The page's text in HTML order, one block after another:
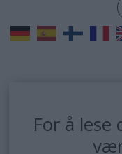
For å lese